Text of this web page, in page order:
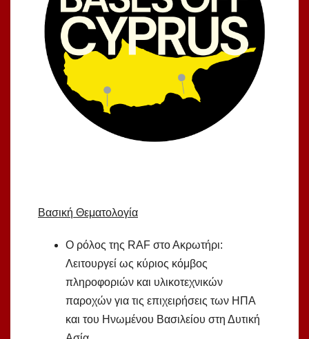
Βασική Θεματολογία
Ο ρόλος της RAF στο Ακρωτήρι:
Λειτουργεί ως κύριος κόμβος
πληροφοριών και υλικοτεχνικών
παροχών για τις επιχειρήσεις των ΗΠΑ
και του Ηνωμένου Βασιλείου στη Δυτική